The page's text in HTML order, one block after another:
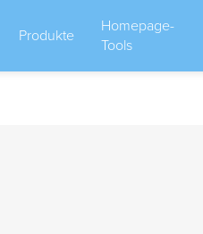
Produkte
Homepage-
Tools